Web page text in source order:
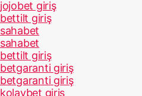
jojobet giriş
bettilt giriş
sahabet
sahabet
bettilt giriş
betgaranti giriş
betgaranti giriş
kolaybet giriş